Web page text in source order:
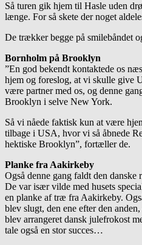
Så turen gik hjem til Hasle uden
længe. For så skete der noget
De trækker begge på smilebåndet
Bornholm på Brooklyn
”En god bekendt kontaktede os
hjem og foreslog, at vi skulle give
være partner med os, og denne
Brooklyn i selve New York.
Så vi nåede faktisk kun at være
tilbage i USA, hvor vi så åbnede
hektiske Brooklyn”, fortæller de.
Planke fra Aakirkeby
Også denne gang faldt den danske
De var især vilde med husets
en planke af træ fra Aakirkeby.
blev slugt, den ene efter den
blev arrangeret dansk julefrokost
tale også en stor succes…